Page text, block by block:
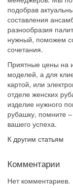
подобрав
составления
разнообразия
нужный, поможем
сочетания.
Приятные цены на
моделей, а для
картой, или
отделе женских
изделие нужного
рубашку, помните
вашего успеха.
К другим статьям
Комментарии
Нет комментариев.